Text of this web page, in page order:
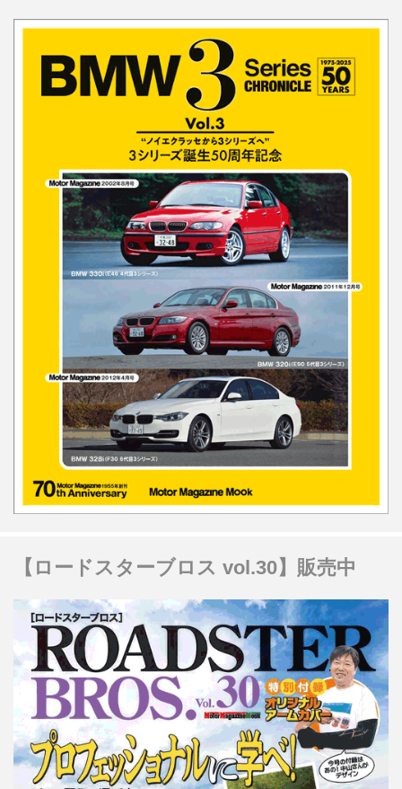
【ロードスターブロス vol.30】販売中